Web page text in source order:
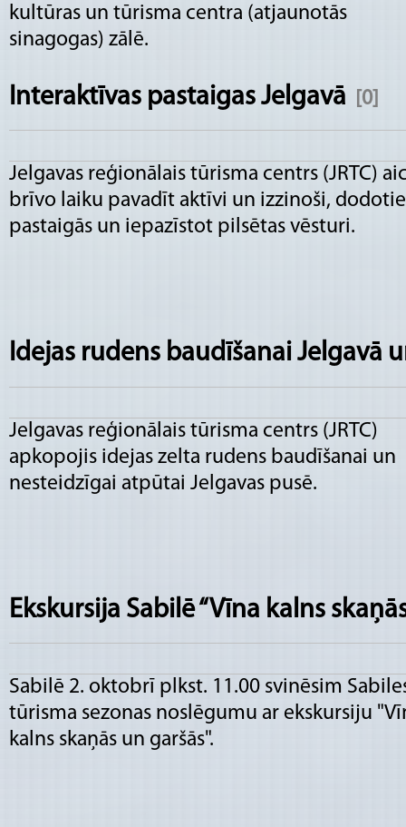
kultūras un tūrisma centra (atjaunotās
sinagogas) zālē.
Interaktīvas pastaigas Jelgavā [0]
Jelgavas reģionālais tūrisma centrs (JRTC)
brīvo laiku pavadīt aktīvi un izzinoši,
pastaigās un iepazīstot pilsētas vēsturi.
Idejas rudens baudīšanai Jelgavā
Jelgavas reģionālais tūrisma centrs (JRTC)
apkopojis idejas zelta rudens baudīšanai un
nesteidzīgai atpūtai Jelgavas pusē.
Ekskursija Sabilē “Vīna kalns
Sabilē 2. oktobrī plkst. 11.00 svinēsim
tūrisma sezonas noslēgumu ar ekskursiju
kalns skaņās un garšās".